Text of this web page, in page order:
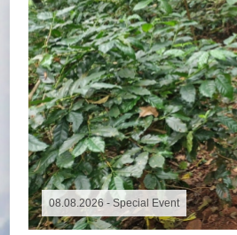
09.11.2025 - Spalter Freiheit